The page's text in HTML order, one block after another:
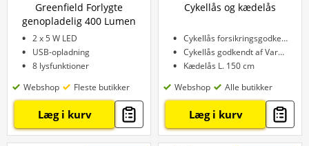
Greenfield Forlygte
genopladelig 400 Lumen
2 x 5 W LED
USB-opladning
8 lysfunktioner
Webshop
Fleste butikker
Læg i kurv
Cykellås og kædelås
Cykellås forsikringsgodkendt i Skandinavien
Cykellås godkendt af Varefakta
Kædelås L. 150 cm
Webshop
Alle butikker
Læg i kurv